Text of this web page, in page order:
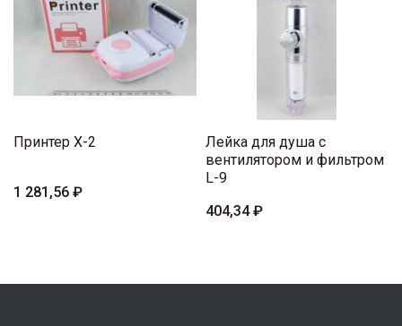
Принтер X-2
1 281,56 ₽
Лейка для душа с
вентилятором и фильтром
L-9
404,34 ₽